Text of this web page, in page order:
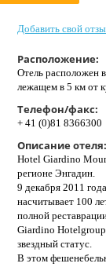
Добавить свой
Расположение:
Отель расположен
лежащем в 5 км от
Телефон/факс:
+ 41 (0)81 8366300
Описание отеля:
Hotel Giardino
регионе Энгадин.
9 декабря 2011
насчитывает 100
полной
Giardino
звездный статус.
В этом